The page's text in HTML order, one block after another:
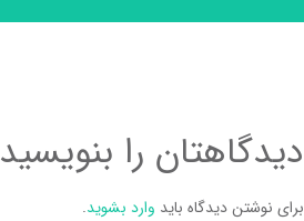
دیدگاهتان را بنویسید
برای نوشتن دیدگاه باید وارد بشوید.